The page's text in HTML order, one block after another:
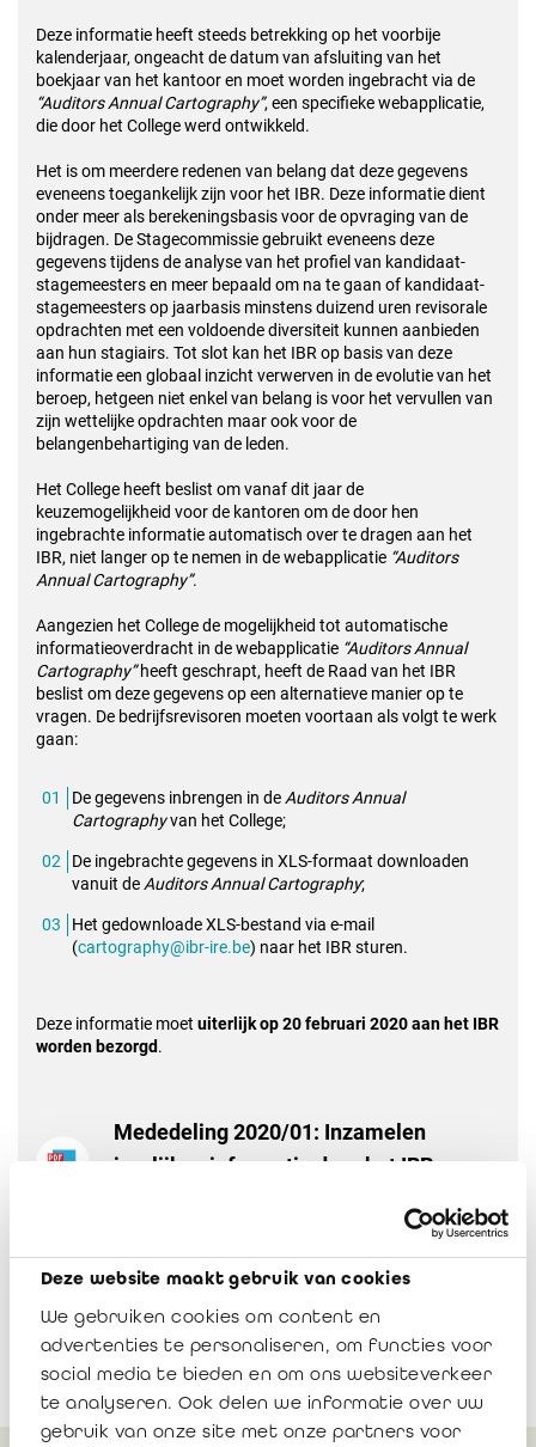
Deze website maakt gebruik van cookies
We gebruiken cookies om content en
advertenties te personaliseren, om functies voor
social media te bieden en om ons websiteverkeer
te analyseren. Ook delen we informatie over uw
gebruik van onze site met onze partners voor
Deze informatie heeft steeds betrekking op het voorbije
kalenderjaar, ongeacht de datum van afsluiting van het
boekjaar van het kantoor en moet worden ingebracht via de
“Auditors Annual Cartography”, een specifieke webapplicatie,
die door het College werd ontwikkeld.
Het is om meerdere redenen van belang dat deze gegevens
eveneens toegankelijk zijn voor het IBR. Deze informatie dient
onder meer als berekeningsbasis voor de opvraging van de
bijdragen. De Stagecommissie gebruikt eveneens deze
gegevens tijdens de analyse van het profiel van kandidaat-
stagemeesters en meer bepaald om na te gaan of kandidaat-
stagemeesters op jaarbasis minstens duizend uren revisorale
opdrachten met een voldoende diversiteit kunnen aanbieden
aan hun stagiairs. Tot slot kan het IBR op basis van deze
informatie een globaal inzicht verwerven in de evolutie van het
beroep, hetgeen niet enkel van belang is voor het vervullen van
zijn wettelijke opdrachten maar ook voor de
belangenbehartiging van de leden.
Het College heeft beslist om vanaf dit jaar de
keuzemogelijkheid voor de kantoren om de door hen
ingebrachte informatie automatisch over te dragen aan het
IBR, niet langer op te nemen in de webapplicatie “Auditors
Annual Cartography”.
Aangezien het College de mogelijkheid tot automatische
informatieoverdracht in de webapplicatie “Auditors Annual
Cartography”heeft geschrapt, heeft de Raad van het IBR
beslist om deze gegevens op een alternatieve manier op te
vragen. De bedrijfsrevisoren moeten voortaan als volgt te werk
gaan:
De gegevens inbrengen in de Auditors Annual
Cartographyvan het College;
De ingebrachte gegevens in XLS-formaat downloaden
vanuit de Auditors Annual Cartography;
Het gedownloade XLS-bestand via e-mail
(cartography@ibr-ire.be) naar het IBR sturen.
Deze informatie moet uiterlijk op 20 februari 2020 aan het IBR
worden bezorgd.
Mededeling 2020/01: Inzamelen
jaarlijkse informatie door het IBR